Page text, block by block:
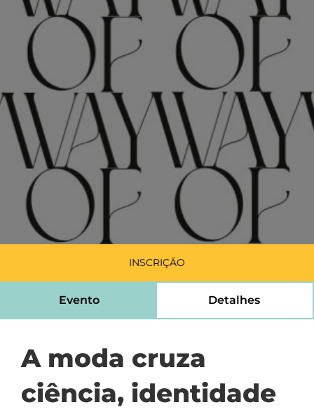
INSCRIÇÃO
Evento Detalhes
A moda cruza
ciência, identidade